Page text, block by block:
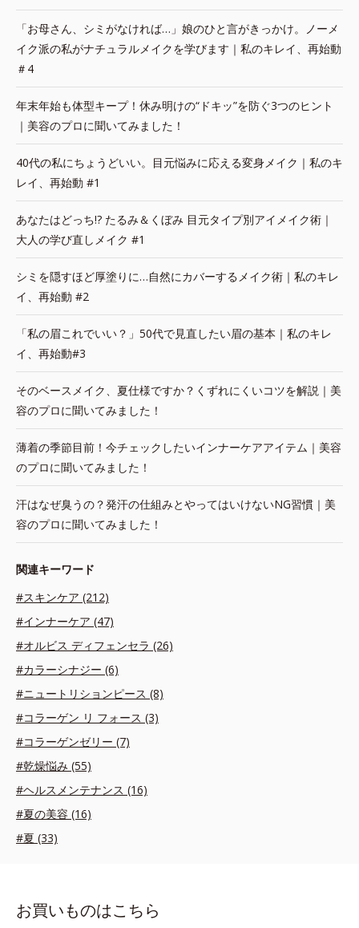
「お母さん、シミがなければ…」娘のひと言がきっかけ。ノーメ
イク派の私がナチュラルメイクを学びます｜私のキレイ、再始動
＃4
年末年始も体型キープ！休み明けの“ドキッ”を防ぐ3つのヒント
｜美容のプロに聞いてみました！
40代の私にちょうどいい。目元悩みに応える変身メイク｜私のキ
レイ、再始動 #1
あなたはどっち!? たるみ＆くぼみ 目元タイプ別アイメイク術｜
大人の学び直しメイク #1
シミを隠すほど厚塗りに…自然にカバーするメイク術｜私のキレ
イ、再始動 #2
「私の眉これでいい？」50代で見直したい眉の基本｜私のキレ
イ、再始動#3
そのベースメイク、夏仕様ですか？くずれにくいコツを解説｜美
容のプロに聞いてみました！
薄着の季節目前！今チェックしたいインナーケアアイテム｜美容
のプロに聞いてみました！
汗はなぜ臭うの？発汗の仕組みとやってはいけないNG習慣｜美
容のプロに聞いてみました！
関連キーワード
#スキンケア (212)
#インナーケア (47)
#オルビス ディフェンセラ (26)
#カラーシナジー (6)
#ニュートリションピース (8)
#コラーゲン リ フォース (3)
#コラーゲンゼリー (7)
#乾燥悩み (55)
#ヘルスメンテナンス (16)
#夏の美容 (16)
#夏 (33)
お買いものはこちら